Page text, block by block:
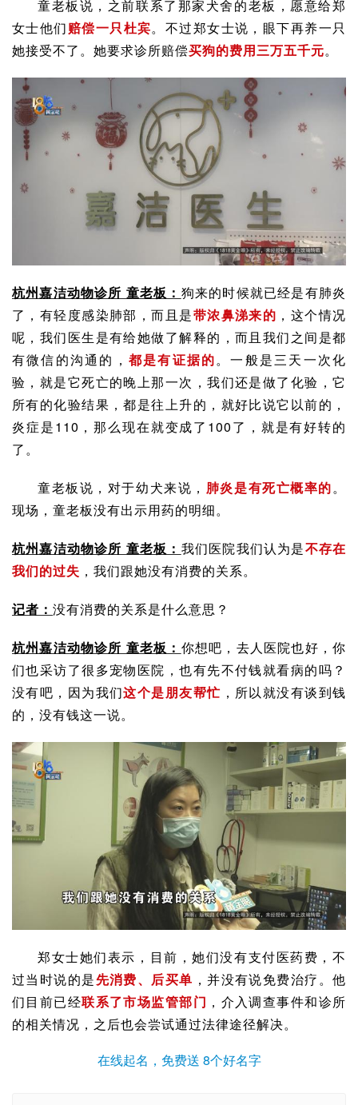
童老板说，之前联系了那家犬舍的老板，愿意给郑
女士他们赔偿一只杜宾。不过郑女士说，眼下再养一只
她接受不了。她要求诊所赔偿买狗的费用三万五千元。
杭州嘉洁动物诊所 童老板： 狗来的时候就已经是有肺炎
了，有轻度感染肺部，而且是带浓鼻涕来的 ，这个情况
呢，我们医生是有给她做了解释的，而且我们之间是都
有微信的沟通的， 都是有证据的。一般是三天一次化
验，就是它死亡的晚上那一次，我们还是做了化验，它
所有的化验结果，都是往上升的，就好比说它以前的，
炎症是110，那么现在就变成了100了，就是有好转的
了。
童老板说，对于幼犬来说， 肺炎是有死亡概率的。
现场，童老板没有出示用药的明细。
杭州嘉洁动物诊所 童老板： 我们医院我们认为是不存在
我们的过失 ，我们跟她没有消费的关系。
记者： 没有消费的关系是什么意思？
杭州嘉洁动物诊所 童老板： 你想吧，去人医院也好，你
们也采访了很多宠物医院 ，也有先不付钱就看病的吗？
没有吧，因为我们这个是朋友帮忙 ，所以就没有谈到钱
的，没有钱这一说。
郑女士她们表示，目前，她们没有支付医药费，不
过当时说的是先消费、后买单 ，并没有说免费治疗。他
们目前已经联系了市场监管部门 ，介入调查事件和诊所
的相关情况，之后也会尝试通过法律途径解决。
在线起名，免费送 8个好名字